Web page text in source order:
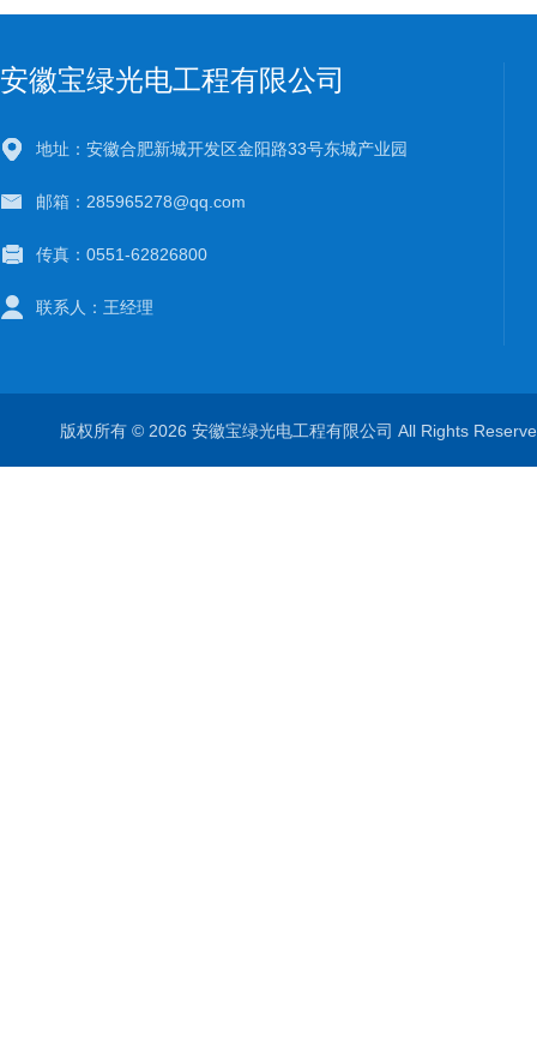
安徽宝绿光电工程有限公司
地址：安徽合肥新城开发区金阳路33号东城产业园
邮箱：285965278@qq.com
传真：0551-62826800
联系人：王经理
版权所有 © 2026 安徽宝绿光电工程有限公司 All Rights